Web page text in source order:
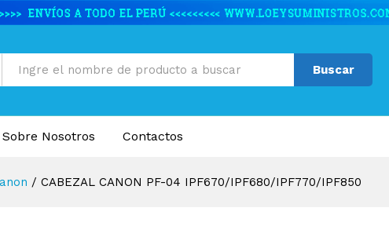
Buscar
Sobre Nosotros Contactos
/ CABEZAL CANON PF-04 IPF670/IPF680/IPF770/IPF850
Valoraciones (0)